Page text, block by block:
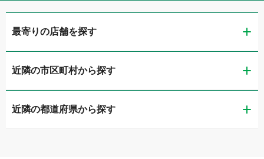
最寄りの店舗を探す
ガリバー新潟店
ガリバー車検 新潟店
近隣の市区町村から探す
新潟市東区
近隣の都道府県から探す